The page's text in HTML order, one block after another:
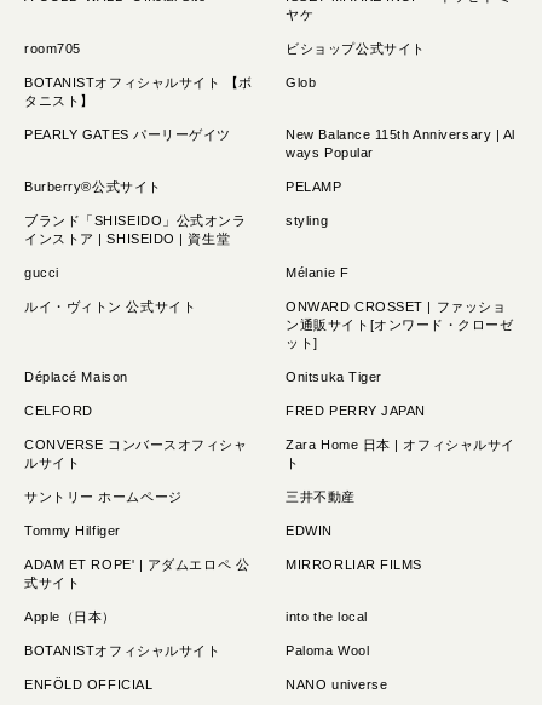
ヤケ
room705 ビショップ公式サイト
BOTANISTオフィシャルサイト 【ボ
タニスト】
Glob
PEARLY GATES パーリーゲイツ
New Balance 115th Anniversary | Al
ways Popular
Burberry®公式サイト PELAMP
ブランド「SHISEIDO」公式オンラ
インストア | SHISEIDO | 資生堂
styling
gucci Mélanie F
ルイ・ヴィトン 公式サイト
ONWARD CROSSET | ファッショ
ン通販サイト[オンワード・クローゼ
ット]
Déplacé Maison Onitsuka Tiger
CELFORD FRED PERRY JAPAN
CONVERSE コンバースオフィシャ
ルサイト
Zara Home 日本 | オフィシャルサイ
ト
サントリー ホームページ 三井不動産
Tommy Hilfiger EDWIN
ADAM ET ROPE' | アダムエロペ 公
式サイト
MIRRORLIAR FILMS
Apple（日本） into the local
BOTANISTオフィシャルサイト Paloma Wool
ENFÖLD OFFICIAL NANO universe